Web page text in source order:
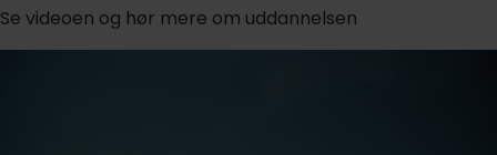
Se videoen og hør mere om uddannelsen